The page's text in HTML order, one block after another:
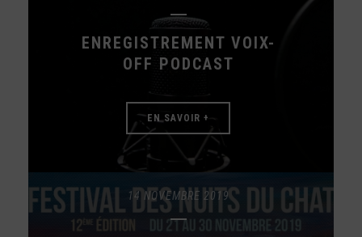
ENREGISTREMENT VOIX-
OFF PODCAST
EN SAVOIR +
14 NOVEMBRE 2019